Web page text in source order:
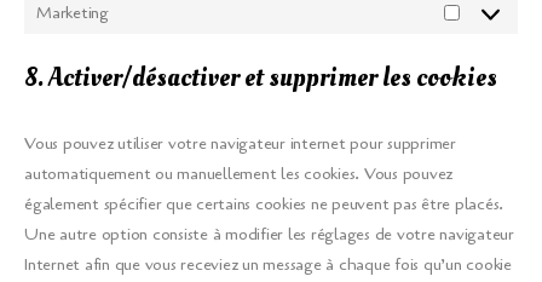
Marketing
Marketing
8. Activer/désactiver et supprimer les cookies
Vous pouvez utiliser votre navigateur internet pour supprimer
automatiquement ou manuellement les cookies. Vous pouvez
également spécifier que certains cookies ne peuvent pas être placés.
Une autre option consiste à modifier les réglages de votre navigateur
Internet afin que vous receviez un message à chaque fois qu’un cookie